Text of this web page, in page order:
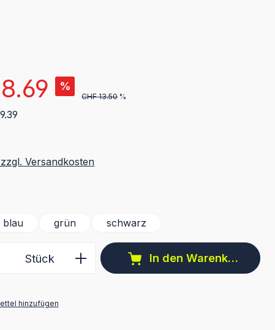
%
CHF 13.50 %
Versandkosten
blau grün schwarz
Anzahl: Gib den gewünschten Wert
Stück In den Warenkorb
hinzufügen